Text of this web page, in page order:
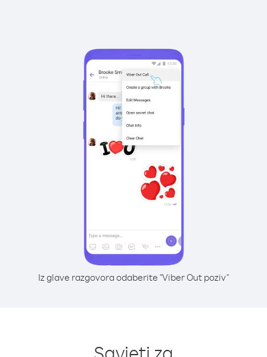
Iz glave razgovora odaberite "Viber Out poziv"